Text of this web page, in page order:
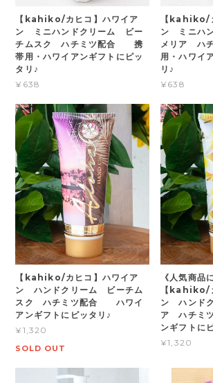
【kahiko/カヒコ】ハワイア
ン ミニハンドクリーム ビー
チムスク ハチミツ配合 携
帯用・ハワイアンギフトにピッ
タリ♪
¥638
【kahiko/
ン ミニハ
メリア ハ
用・ハワイ
リ♪
¥638
【kahiko/カヒコ】ハワイア
ン ハンドクリーム ビーチム
スク ハチミツ配合 ハワイ
アンギフトにピッタリ♪
¥1,320
SOLD OUT
《人気商品
【kahiko/
ン ハンド
ア ハチミ
ンギフトに
¥1,320